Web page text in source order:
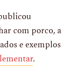
com porco, a
e exemplos
.